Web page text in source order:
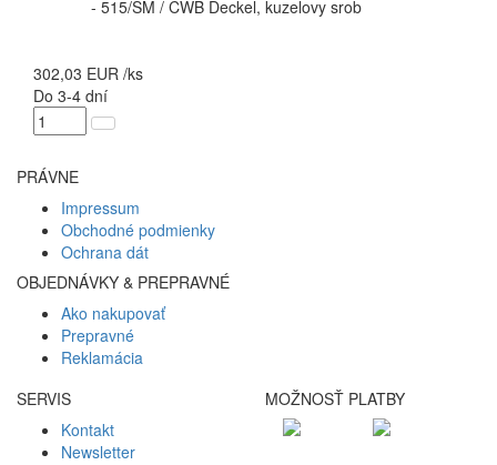
- 515/SM / CWB Deckel, kuzelovy srob
302,03 EUR /ks
Do 3-4 dní
PRÁVNE
Impressum
Obchodné podmienky
Ochrana dát
OBJEDNÁVKY & PREPRAVNÉ
Ako nakupovať
Prepravné
Reklamácia
SERVIS
Kontakt
Newsletter
MOŽNOSŤ PLATBY